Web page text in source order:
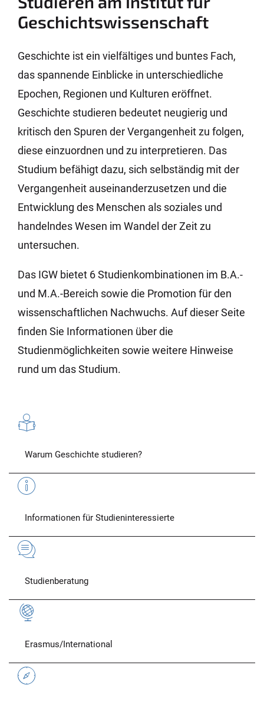
Geschichtswissenschaft
Geschichte ist ein vielfältiges und buntes Fach,
das spannende Einblicke in unterschiedliche
Epochen, Regionen und Kulturen eröffnet.
Geschichte studieren bedeutet neugierig und
kritisch den Spuren der Vergangenheit zu folgen,
diese einzuordnen und zu interpretieren. Das
Studium befähigt dazu, sich selbständig mit der
Vergangenheit auseinanderzusetzen und die
Entwicklung des Menschen als soziales und
handelndes Wesen im Wandel der Zeit zu
untersuchen.
Das IGW bietet 6 Studienkombinationen im B.A.-
und M.A.-Bereich sowie die Promotion für den
wissenschaftlichen Nachwuchs. Auf dieser Seite
finden Sie Informationen über die
Studienmöglichkeiten sowie weitere Hinweise
rund um das Studium.
Warum Geschichte studieren?
Informationen für Studieninteressierte
Studienberatung
Erasmus/International